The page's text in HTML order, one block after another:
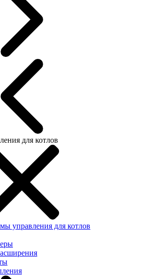
для котлов
управления для котлов